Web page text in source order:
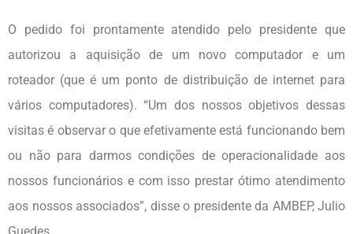
O pedido foi prontamente atendido pelo presidente que
autorizou a aquisição de um novo computador e um
roteador (que é um ponto de distribuição de internet para
vários computadores). “Um dos nossos objetivos dessas
visitas é observar o que efetivamente está funcionando bem
ou não para darmos condições de operacionalidade aos
nossos funcionários e com isso prestar ótimo atendimento
aos nossos associados”, disse o presidente da AMBEP, Julio